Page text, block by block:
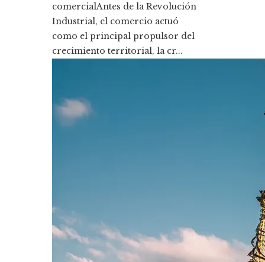
comercialAntes de la Revolución
Industrial, el comercio actuó
como el principal propulsor del
crecimiento territorial, la cr...